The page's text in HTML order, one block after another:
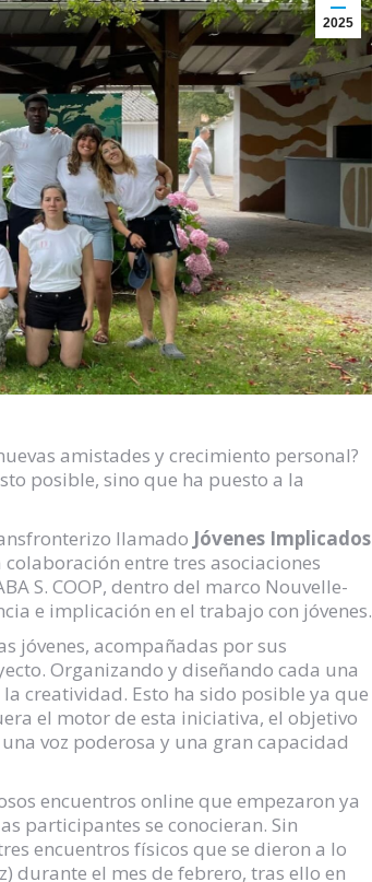
2025
amistades y crecimiento personal?
posible, sino que ha puesto a la
llamado Jóvenes Implicados
entre tres asociaciones
S. COOP, dentro del marco Nouvelle-
e implicación en el trabajo con jóvenes.
jóvenes, acompañadas por sus
Organizando y diseñando cada una
creatividad. Esto ha sido posible ya que
el motor de esta iniciativa, el objetivo
voz poderosa y una gran capacidad
encuentros online que empezaron ya
participantes se conocieran. Sin
encuentros físicos que se dieron a lo
durante el mes de febrero, tras ello en